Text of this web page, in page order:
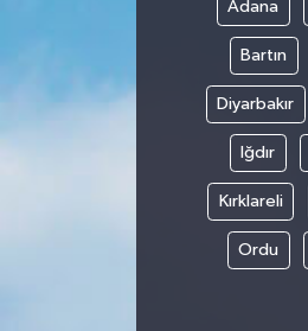
Adana
Bartın
Diyarbakır
Iğdır
Kırklareli
Ordu